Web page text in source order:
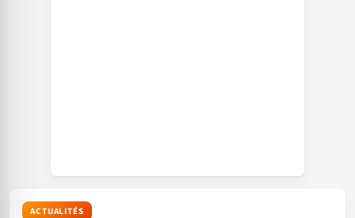
ACTUALITÉS